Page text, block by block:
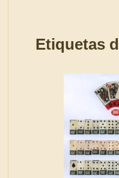
Etiquetas